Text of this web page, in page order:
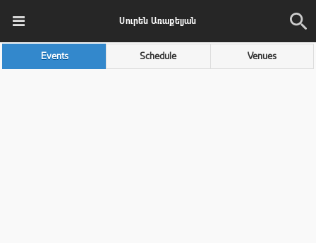
Սուրեն Առաքելյան
Events Schedule Venues